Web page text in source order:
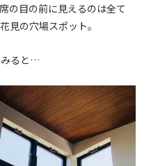
の目の前に見えるのは全て
見の穴場スポット。
みると…